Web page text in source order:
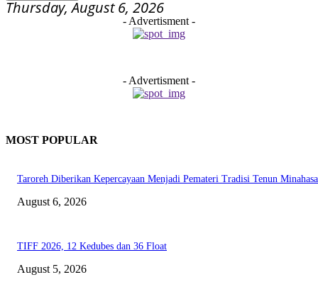
Thursday, August 6, 2026
- Advertisment -
- Advertisment -
MOST POPULAR
Taroreh Diberikan Kepercayaan Menjadi Pemateri Tradisi Tenun Minahasa
August 6, 2026
TIFF 2026, 12 Kedubes dan 36 Float
August 5, 2026